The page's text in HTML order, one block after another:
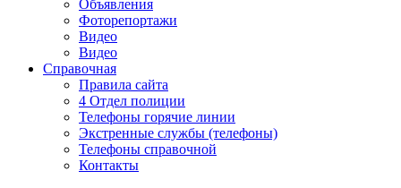
Объявления
Фоторепортажи
Видео
Видео
Справочная
Правила сайта
4 Отдел полиции
Телефоны горячие линии
Экстренные службы (телефоны)
Телефоны справочной
Контакты